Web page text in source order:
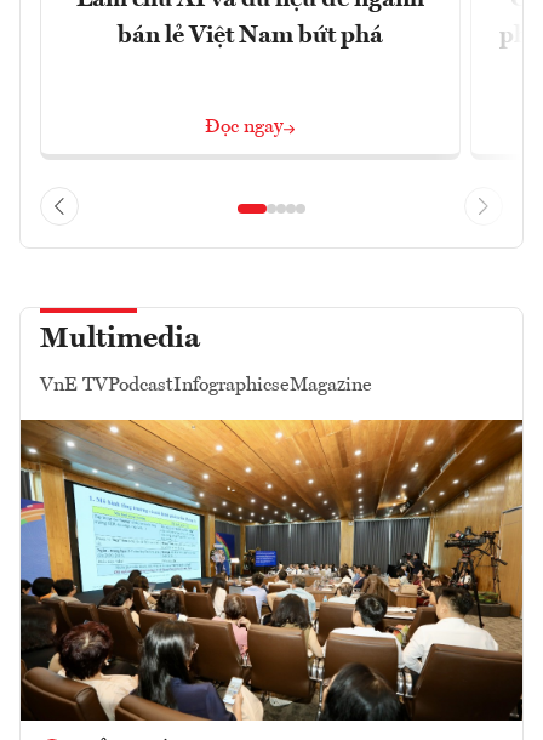
bán lẻ Việt Nam bứt phá
Đọc ngay
Multimedia
VnE TVPodcastInfographicseMagazine